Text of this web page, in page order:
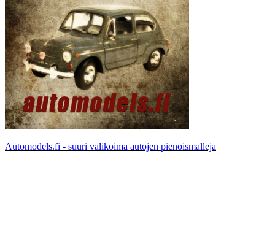
Automodels.fi - suuri valikoima autojen pienoismalleja